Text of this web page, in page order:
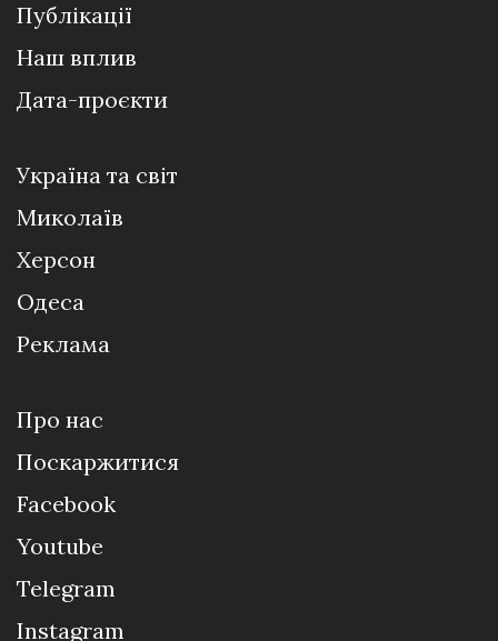
Публікації
Наш вплив
Дата-проєкти
Україна та світ
Миколаїв
Херсон
Одеса
Реклама
Про нас
Поскаржитися
Facebook
Youtube
Telegram
Instagram